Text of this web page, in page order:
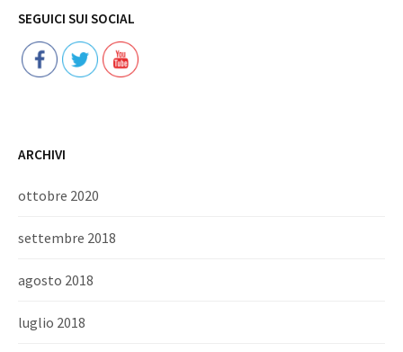
SEGUICI SUI SOCIAL
ARCHIVI
ottobre 2020
settembre 2018
agosto 2018
luglio 2018